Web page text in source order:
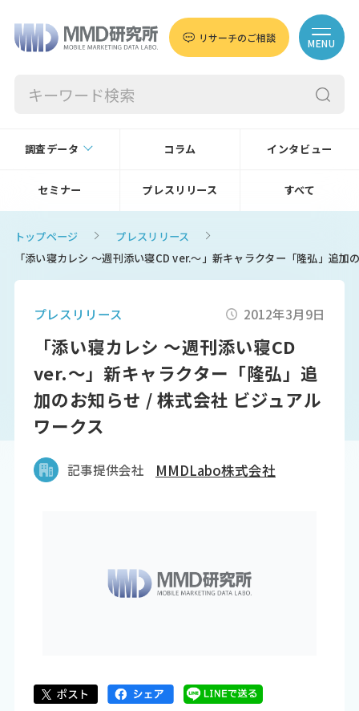
リサーチのご相談 MENU
調査データ コラム インタビュー
セミナー プレスリリース すべて
トップページ
プレスリリース
「添い寝カレシ ～週刊添い寝CD ver.～」新キャラクター「隆弘」追
プレスリリース 2012年3月9日
「添い寝カレシ ～週刊添い寝CD
ver.～」新キャラクター「隆弘」追
加のお知らせ / 株式会社 ビジュアル
ワークス
記事提供会社 MMDLabo株式会社